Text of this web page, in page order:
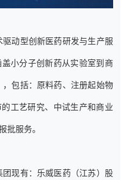
动型创新医药研发与生产服
小分子创新药从实验室到商
包括：原料药、注册起始物
工艺研究、中试生产和商业
批服务。
现有：乐威医药（江苏）股